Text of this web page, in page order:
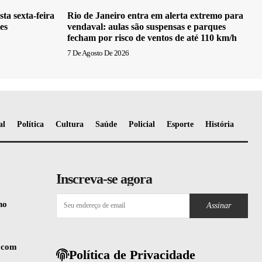
sexta-feira
Rio de Janeiro entra em alerta extremo para
vendaval: aulas são suspensas e parques
fecham por risco de ventos de até 110 km/h
7 De Agosto De 2026
Política Cultura Saúde Policial Esporte História
Inscreva-se agora
Assinar
Política de Privacidade